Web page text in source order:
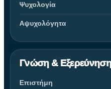
Ψυχολογία
Αψυχολόγητα
Γνώση &
Επιστήμη